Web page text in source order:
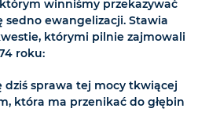
winniśmy przekazywać
sedno ewangelizacji. Stawia
którymi pilnie zajmowali
roku:
sprawa tej mocy tkwiącej
która ma przenikać do głębin